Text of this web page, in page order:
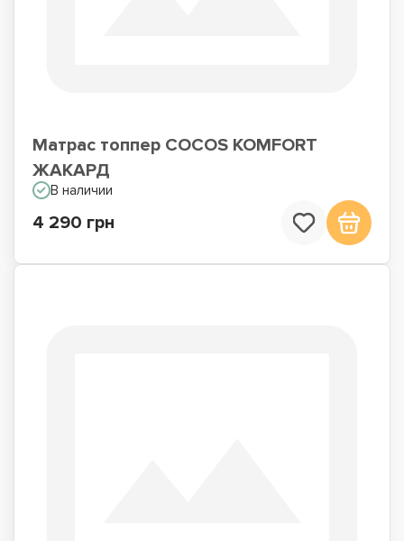
Матрас топпер COCOS KOMFORT
ЖАКАРД
В наличии
4 290 грн